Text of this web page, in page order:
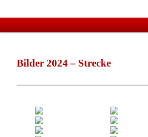
Bilder 2024 – Strecke